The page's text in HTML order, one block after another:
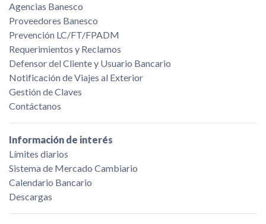
Agencias Banesco
Proveedores Banesco
Prevención LC/FT/FPADM
Requerimientos y Reclamos
Defensor del Cliente y Usuario Bancario
Notificación de Viajes al Exterior
Gestión de Claves
Contáctanos
Información de interés
Límites diarios
Sistema de Mercado Cambiario
Calendario Bancario
Descargas